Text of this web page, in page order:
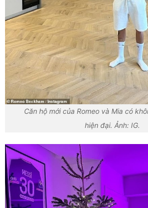
Căn hộ mới của Romeo và Mia có
hiện đại. Ảnh: IG.